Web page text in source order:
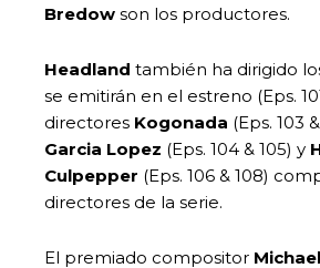
Bredow son los productores.
Headland también ha dirigido
se emitirán en el estreno (Eps.
directores Kogonada (Eps. 103
Garcia Lopez (Eps. 104 & 105) y
Culpepper (Eps. 106 & 108)
directores de la serie.
El premiado compositor